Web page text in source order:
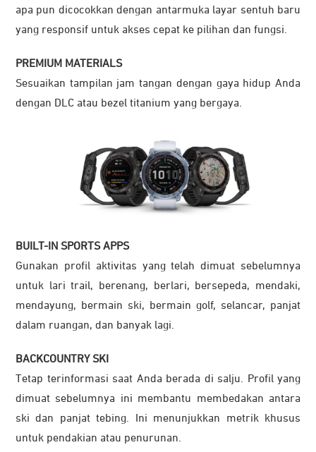
apa pun dicocokkan dengan antarmuka layar sentuh baru
yang responsif untuk akses cepat ke pilihan dan fungsi.
PREMIUM MATERIALS
Sesuaikan tampilan jam tangan dengan gaya hidup Anda
dengan DLC atau bezel titanium yang bergaya.
BUILT-IN SPORTS APPS
Gunakan profil aktivitas yang telah dimuat sebelumnya
untuk lari trail, berenang, berlari, bersepeda, mendaki,
mendayung, bermain ski, bermain golf, selancar, panjat
dalam ruangan, dan banyak lagi.
BACKCOUNTRY SKI
Tetap terinformasi saat Anda berada di salju. Profil yang
dimuat sebelumnya ini membantu membedakan antara
ski dan panjat tebing. Ini menunjukkan metrik khusus
untuk pendakian atau penurunan.